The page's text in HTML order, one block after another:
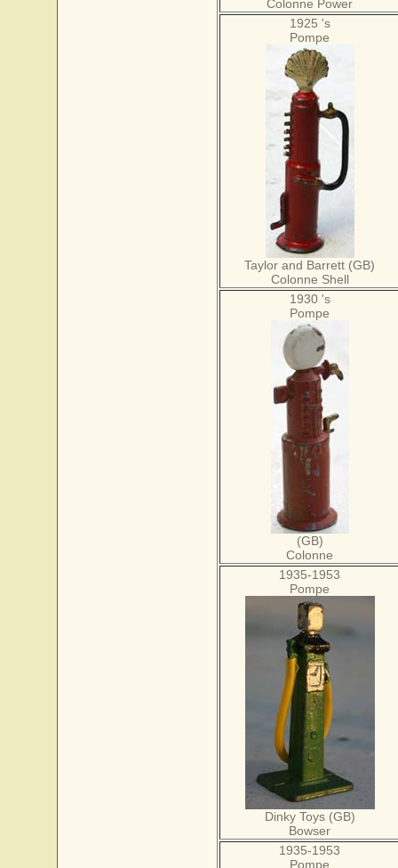
Colonne Power
1925 's
Pompe
Taylor and Barrett (GB)
Colonne Shell
1930 's
Pompe
(GB)
Colonne
1935-1953
Pompe
Dinky Toys (GB)
Bowser
1935-1953
Pompe